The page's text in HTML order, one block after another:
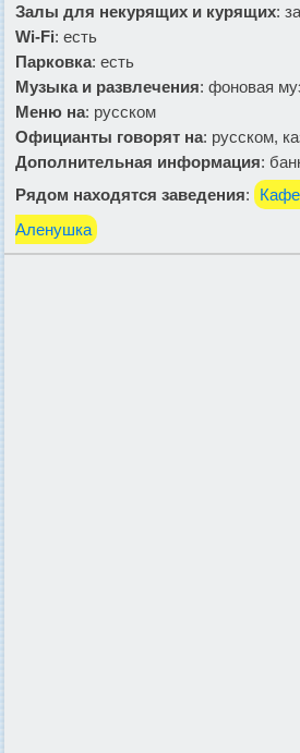
Залы для некурящих и курящих:
Wi-Fi: есть
Парковка: есть
Музыка и развлечения: фоновая
Меню на: русском
Официанты говорят на: русском,
Дополнительная информация:
Рядом находятся заведения:
Аленушка